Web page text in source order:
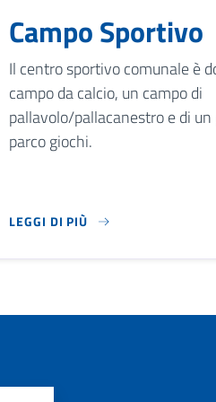
PUNTO DI INCONTRO PER LA
CONFERENZE, SPETTACOLI,
Campo Sportivo
Il centro sportivo comunale è
campo da calcio, un campo di
pallavolo/pallacanestro e di un
parco giochi.
LEGGI DI PIÙ
IL CENTRO SPORTIVO